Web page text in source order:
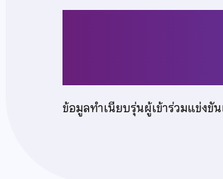
ข้อมูลทำเนียบรุ่นผู้เข้าร่วมแข่ง